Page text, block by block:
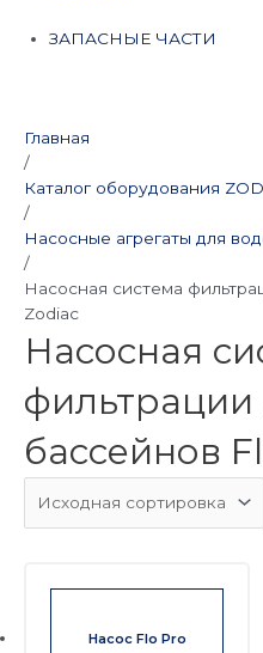
ЗАПАСНЫЕ ЧАСТИ
Главная
/
Каталог оборудования
/
Насосные агрегаты для
/
Насосная система
Zodiac
Насосная
фильтрации
бассейнов
Насос Flo Pro